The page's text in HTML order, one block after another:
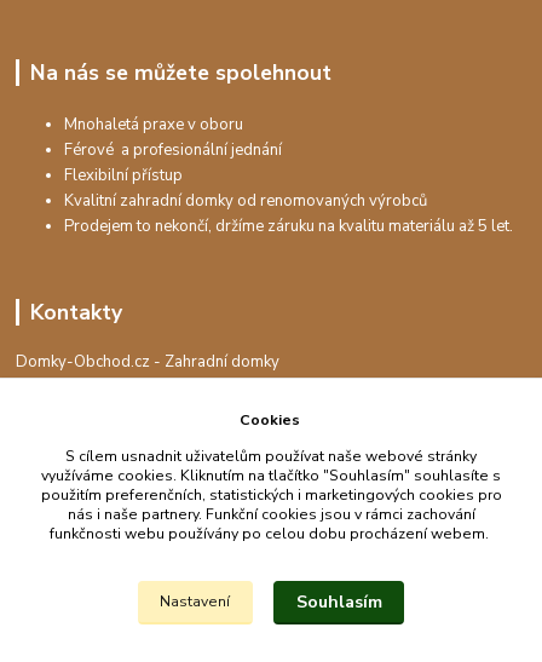
Na nás se můžete spolehnout
Mnohaletá praxe v oboru
Férové a profesionální jednání
Flexibilní přístup
Kvalitní zahradní domky od renomovaných výrobců
Prodejem to nekončí, držíme záruku na kvalitu materiálu až 5 let.
Kontakty
Domky-Obchod.cz - Zahradní domky
+420 730 501 925
info@domky-obchod.cz
Upravit sběr cookies.
Cookies
S cílem usnadnit uživatelům používat naše webové stránky
využíváme cookies. Kliknutím na tlačítko "Souhlasím" souhlasíte s
použitím preferenčních, statistických i marketingových cookies pro
nás i naše partnery. Funkční cookies jsou v rámci zachování
funkčnosti webu používány po celou dobu procházení webem.
Nastavení Souhlasím